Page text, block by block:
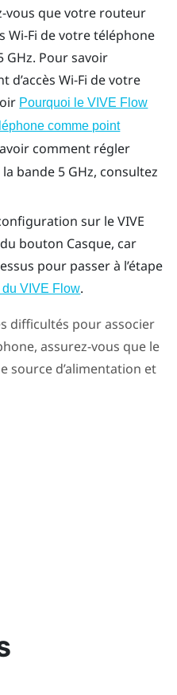
vous que votre routeur
Wi‍-Fi de votre téléphone
GHz. Pour savoir
d’accèsWi‍-Fi de votre
Pourquoi le VIVE Flow
comme point
comment régler
bande 5 GHz, consultez
sur leVIVE
bouton Casque, car
pour passer à l’étape
VIVE Flow.
difficultés pour associer
assurez-vous que le
source d’alimentation et